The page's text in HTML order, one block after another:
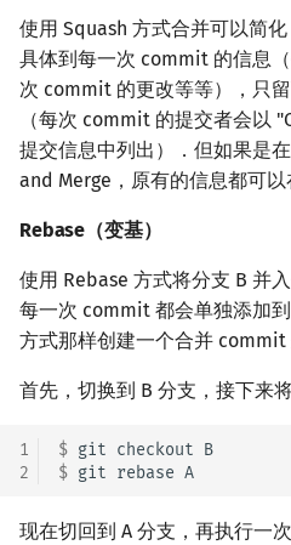
使用 Squash 方式合并可以简
具体到每一次 commit 的信息
次 commit 的更改等等），只
（每次 commit 的提交者会以
提交信息中列出）．但如果是
and Merge，原有的信息都可以
Rebase（变基）
使用 Rebase 方式将分支 B 并
每一次 commit 都会单独添加
方式那样创建一个合并
首先，切换到 B 分支，接下来
1
2
$ git checkout
$ git rebase
现在切回到 A 分支，再执行一次